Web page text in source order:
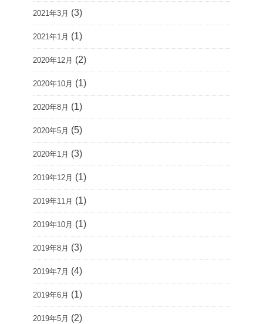
2021年3月 (3)
2021年1月 (1)
2020年12月 (2)
2020年10月 (1)
2020年8月 (1)
2020年5月 (5)
2020年1月 (3)
2019年12月 (1)
2019年11月 (1)
2019年10月 (1)
2019年8月 (3)
2019年7月 (4)
2019年6月 (1)
2019年5月 (2)